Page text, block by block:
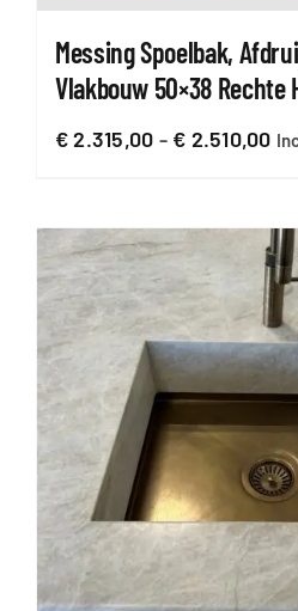
Messing Spoelbak,
Vlakbouw 50×38 Rechte
€2.315,00 - € 2.510,00
€